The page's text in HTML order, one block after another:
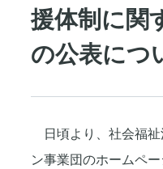
援体制に関
の公表につ
日頃より、社会福祉
ン事業団のホームペ